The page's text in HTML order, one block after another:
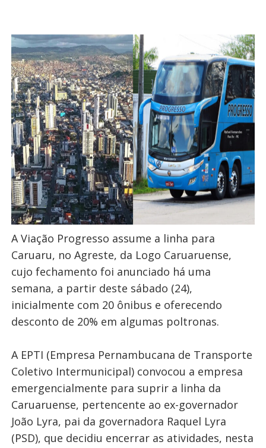
A Viação Progresso assume a linha para
Caruaru, no Agreste, da Logo Caruaruense,
cujo fechamento foi anunciado há uma
semana, a partir deste sábado (24),
inicialmente com 20 ônibus e oferecendo
desconto de 20% em algumas poltronas.
A EPTI (Empresa Pernambucana de Transporte
Coletivo Intermunicipal) convocou a empresa
emergencialmente para suprir a linha da
Caruaruense, pertencente ao ex-governador
João Lyra, pai da governadora Raquel Lyra
(PSD), que decidiu encerrar as atividades, nesta